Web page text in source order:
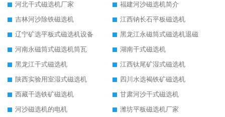
河北干式磁选机厂家
福建河沙磁选机简介
吉林河沙除铁磁选机
江西钠长石平板磁选机
辽宁矿选平板式磁选机设备
黑龙江永磁筒式磁选机退磁
河南永磁筒式磁选机筒瓦
湖南干式磁选机
黑龙江干式磁选机
江西钛尾矿湿式磁选机
陕西实验用室湿式磁选机
四川水选褐铁矿磁选机
西藏干选铁矿磁选机
甘肃河沙干式磁选机
河沙磁选机的电机
潍坊平板磁选机厂家